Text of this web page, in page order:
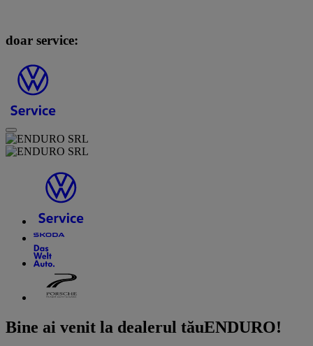
doar service:
Bine ai venit la dealerul tăuENDURO!